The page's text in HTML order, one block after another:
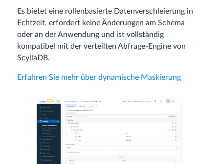
Es bietet eine rollenbasierte Datenverschleierung in
Echtzeit, erfordert keine Änderungen am Schema
oder an der Anwendung und ist vollständig
kompatibel mit der verteilten Abfrage-Engine von
ScyllaDB.
Erfahren Sie mehr über dynamische Maskierung